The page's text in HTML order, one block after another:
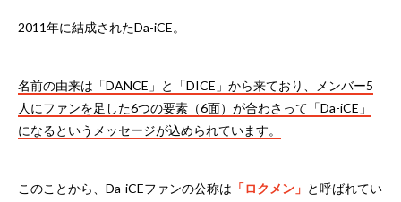
2011年に結成されたDa-iCE。
名前の由来は「DANCE」と「DICE」から来ており、メンバー5
人にファンを足した6つの要素（6面）が合わさって「Da-iCE」
になるというメッセージが込められています。
このことから、Da-iCEファンの公称は 「ロクメン」 と呼ばれてい